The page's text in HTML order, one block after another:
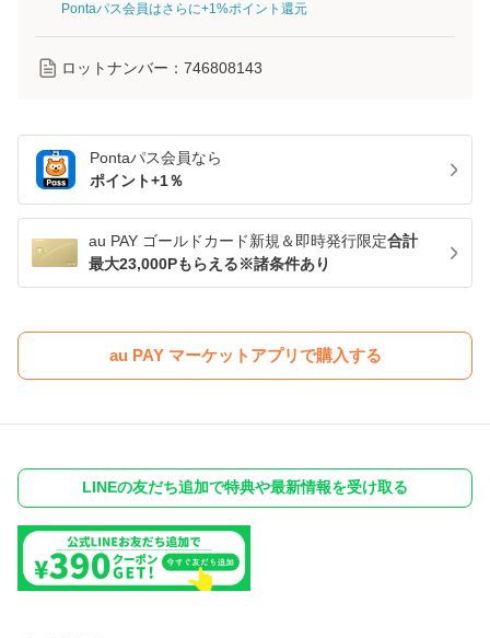
Pontaパス会員はさらに+1%ポイント還元
ロットナンバー： 746808143
Pontaパス会員なら
ポイント+1％
au PAY ゴールドカード新規＆即時発行限定合計
最大23,000Pもらえる※諸条件あり
au PAY マーケットアプリで購入する
LINEの友だち追加で特典や最新情報を受け取る